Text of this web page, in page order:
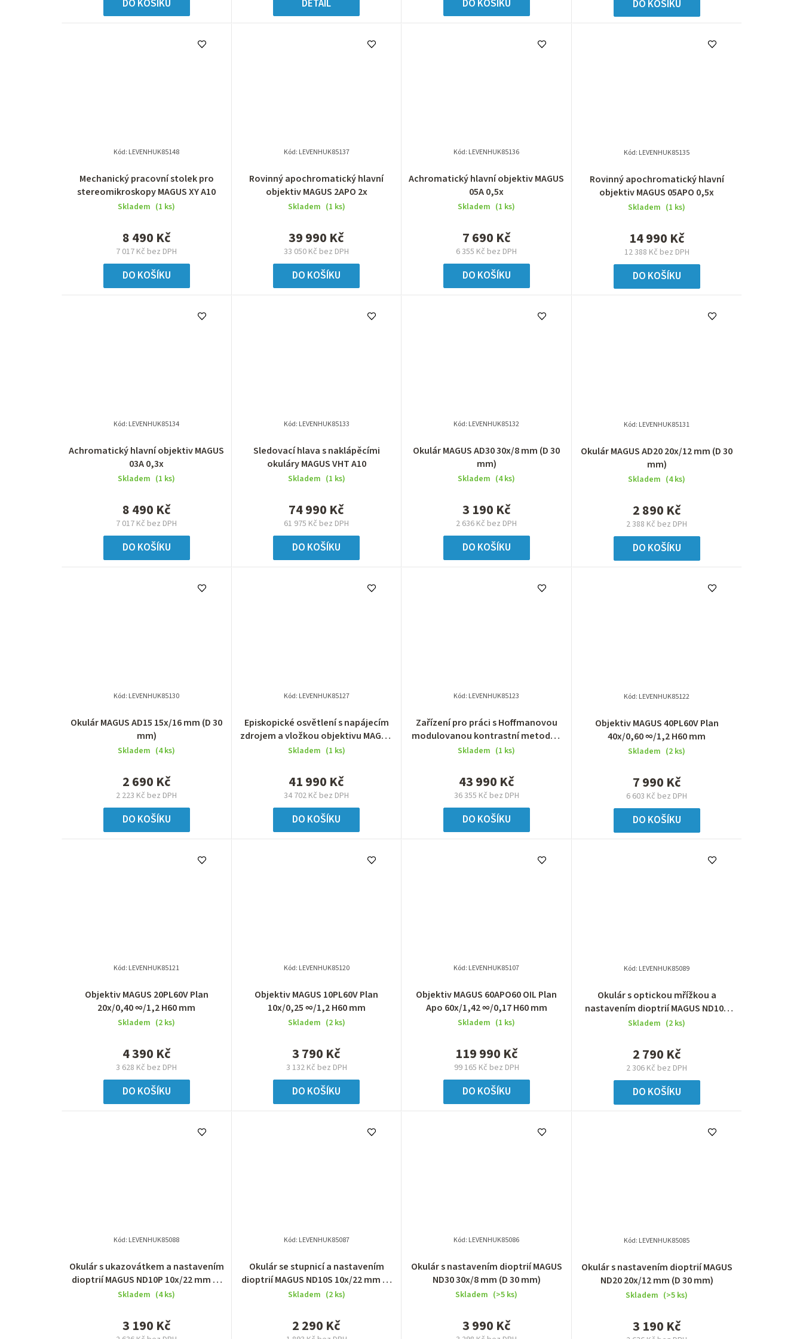
ů
t
DO KOŠÍKU DETAIL DO KOŠÍKU DO KOŠÍKU
Mechanický pracovní stolek pro
stereomikroskopy MAGUS XY A10
Skladem (1 ks)
7 017 Kč bez DPH
8 490 Kč
DO KOŠÍKU
Kód: LEVENHUK85148
Rovinný apochromatický hlavní
objektiv MAGUS 2APO 2x
Skladem (1 ks)
33 050 Kč bez DPH
39 990 Kč
DO KOŠÍKU
Kód: LEVENHUK85137
Achromatický hlavní objektiv MAGUS
05A 0,5x
Skladem (1 ks)
6 355 Kč bez DPH
7 690 Kč
DO KOŠÍKU
Kód: LEVENHUK85136
Rovinný apochromatický hlavní
objektiv MAGUS 05APO 0,5x
Skladem (1 ks)
12 388 Kč bez DPH
14 990 Kč
DO KOŠÍKU
Kód: LEVENHUK85135
Achromatický hlavní objektiv MAGUS
03A 0,3x
Skladem (1 ks)
7 017 Kč bez DPH
8 490 Kč
DO KOŠÍKU
Kód: LEVENHUK85134
Sledovací hlava s naklápěcími
okuláry MAGUS VHT A10
Skladem (1 ks)
61 975 Kč bez DPH
74 990 Kč
DO KOŠÍKU
Kód: LEVENHUK85133
Okulár MAGUS AD30 30х/8 mm (D 30
mm)
Skladem (4 ks)
2 636 Kč bez DPH
3 190 Kč
DO KOŠÍKU
Kód: LEVENHUK85132
Okulár MAGUS AD20 20х/12 mm (D 30
mm)
Skladem (4 ks)
2 388 Kč bez DPH
2 890 Kč
DO KOŠÍKU
Kód: LEVENHUK85131
Okulár MAGUS AD15 15х/16 mm (D 30
mm)
Skladem (4 ks)
2 223 Kč bez DPH
2 690 Kč
DO KOŠÍKU
Kód: LEVENHUK85130
Episkopické osvětlení s napájecím
zdrojem a vložkou objektivu MAGUS
CEI A18 LED
Skladem (1 ks)
34 702 Kč bez DPH
41 990 Kč
DO KOŠÍKU
Kód: LEVENHUK85127
Zařízení pro práci s Hoffmanovou
modulovanou kontrastní metodou
MAGUS HCM360, se sadou objektivů
Skladem (1 ks)
36 355 Kč bez DPH
43 990 Kč
DO KOŠÍKU
Kód: LEVENHUK85123
Objektiv MAGUS 40PL60V Plan
40х/0,60 ∞/1,2 H60 mm
Skladem (2 ks)
6 603 Kč bez DPH
7 990 Kč
DO KOŠÍKU
Kód: LEVENHUK85122
Objektiv MAGUS 20PL60V Plan
20х/0,40 ∞/1,2 H60 mm
Skladem (2 ks)
3 628 Kč bez DPH
4 390 Kč
DO KOŠÍKU
Kód: LEVENHUK85121
Objektiv MAGUS 10PL60V Plan
10х/0,25 ∞/1,2 H60 mm
Skladem (2 ks)
3 132 Kč bez DPH
3 790 Kč
DO KOŠÍKU
Kód: LEVENHUK85120
Objektiv MAGUS 60APO60 OIL Plan
Apo 60х/1,42 ∞/0,17 H60 mm
Skladem (1 ks)
99 165 Kč bez DPH
119 990 Kč
DO KOŠÍKU
Kód: LEVENHUK85107
Okulár s optickou mřížkou a
nastavením dioptrií MAGUS ND10R
10х/22 mm (D 30 mm)
Skladem (2 ks)
2 306 Kč bez DPH
2 790 Kč
DO KOŠÍKU
Kód: LEVENHUK85089
Okulár s ukazovátkem a nastavením
dioptrií MAGUS ND10P 10х/22 mm (D
30 mm)
Skladem (4 ks)
3 190 Kč
Kód: LEVENHUK85088
Okulár se stupnicí a nastavením
dioptrií MAGUS ND10S 10х/22 mm (D
30 mm)
Skladem (2 ks)
2 290 Kč
Kód: LEVENHUK85087
Okulár s nastavením dioptrií MAGUS
ND30 30х/8 mm (D 30 mm)
Skladem (>5 ks)
3 990 Kč
Kód: LEVENHUK85086
Okulár s nastavením dioptrií MAGUS
ND20 20х/12 mm (D 30 mm)
Skladem (>5 ks)
3 190 Kč
Kód: LEVENHUK85085